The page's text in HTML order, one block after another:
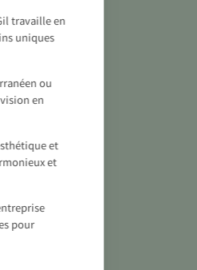
travaille en
uniques
ou
en
et
et
pour